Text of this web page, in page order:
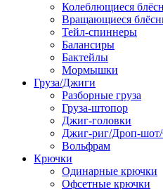
Колеблющиеся
Вращающиеся
Тейл-спиннеры
Балансиры
Бактейлы
Мормышки
Груза/Джиги
Разборные груза
Груза-штопор
Джиг-головки
Джиг-риг/Дроп-
Вольфрам
Крючки
Одинарные крючки
Офсетные крючки